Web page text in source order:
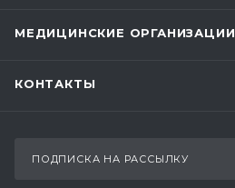
МЕДИЦИНСКИЕ ОРГАНИЗАЦИИ
КОНТАКТЫ
ПОДПИСКА НА РАССЫЛКУ